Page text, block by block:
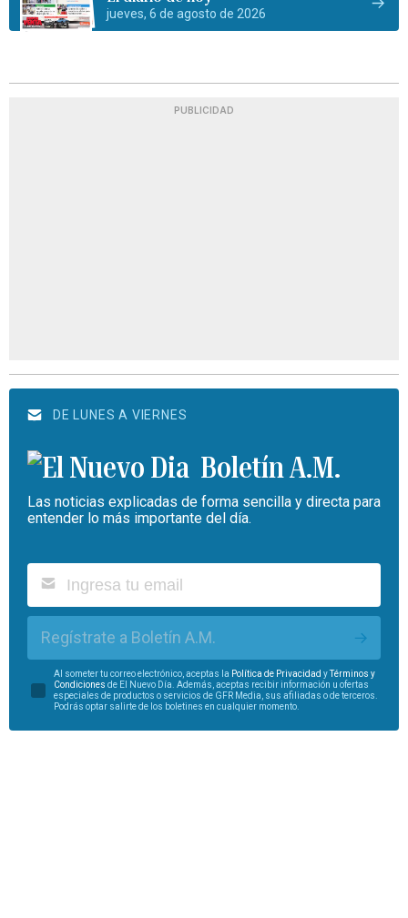
jueves, 6 de agosto de 2026
PUBLICIDAD
DE LUNES A VIERNES
Boletín A.M.
Las noticias explicadas de forma sencilla y directa para
entender lo más importante del día.
Regístrate a Boletín A.M.
Al someter tu correo electrónico, aceptas la Política de Privacidad yTérminos y
Condiciones de El Nuevo Día. Además, aceptas recibir información u ofertas
especiales de productos o servicios de GFR Media, sus afiliadas o de terceros.
Podrás optar salirte de los boletines en cualquier momento.